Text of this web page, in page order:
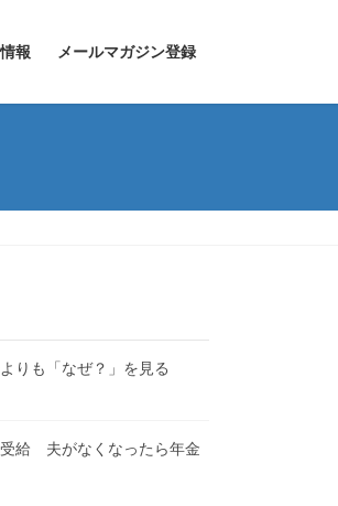
報 メールマガジン登録
りも「なぜ？」を見る
給 夫がなくなったら年金